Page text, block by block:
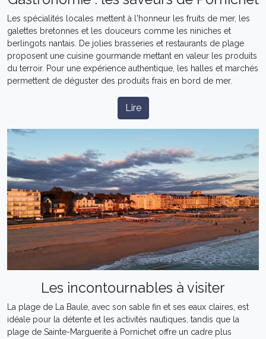
Les spécialités locales mettent à l'honneur les fruits de mer, les
galettes bretonnes et les douceurs comme les niniches et
berlingots nantais. De jolies brasseries et restaurants de plage
proposent une cuisine gourmande mettant en valeur les produits
du terroir. Pour une expérience authentique, les halles et marchés
permettent de déguster des produits frais en bord de mer.
Lire
Les incontournables à visiter
La plage de La Baule, avec son sable fin et ses eaux claires, est
idéale pour la détente et les activités nautiques, tandis que la
plage de Sainte-Marguerite à Pornichet offre un cadre plus